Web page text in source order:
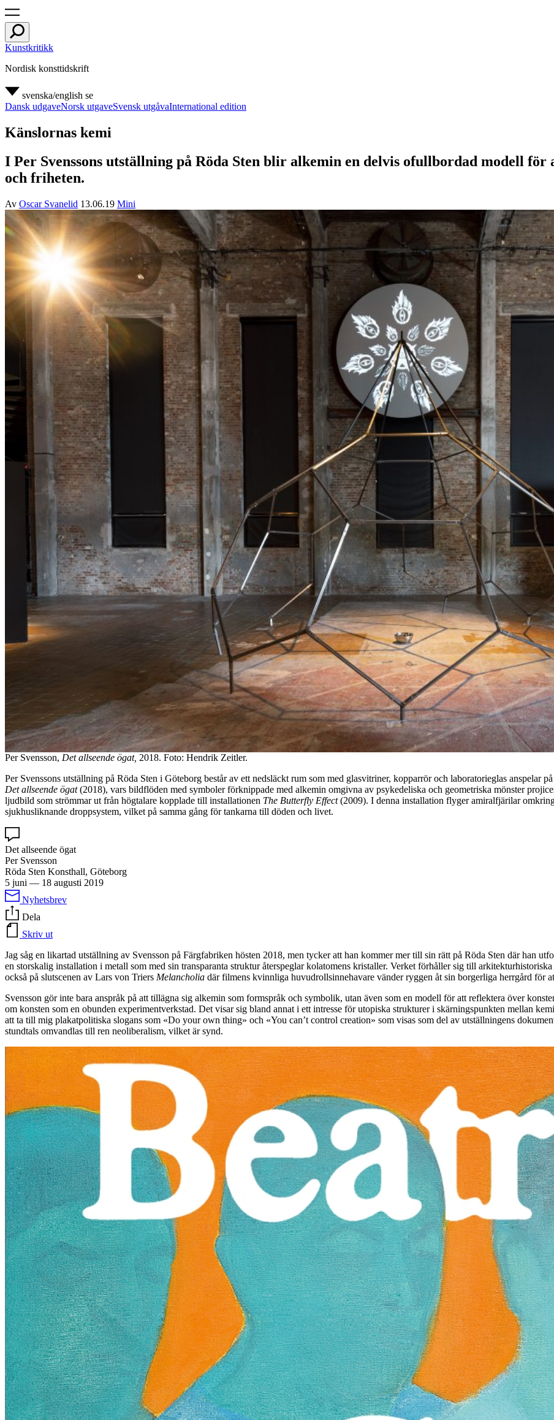
Kunstkritikk
Nordisk konsttidskrift
svenska/english se
Dansk udgaveNorsk utgaveSvensk utgåvaInternational edition
Känslornas kemi
I Per Svenssons utställning på Röda Sten blir alkemin en delvis ofullbordad modell
och friheten.
Av Oscar Svanelid 13.06.19 Mini
Per Svensson, Det allseende ögat, 2018. Foto: Hendrik Zeitler.
Per Svenssons utställning på Röda Sten i Göteborg består av ett nedsläckt rum som med glasvitriner, kopparrör och laboratorieglas anspelar
Det allseende ögat(2018), vars bildflöden med symboler förknippade med alkemin omgivna av psykedeliska och geometriska mönster
ljudbild som strömmar ut från högtalare kopplade till installationen The Butterfly Effect(2009). I denna installation flyger amiralfjärilar
sjukhusliknande droppsystem, vilket på samma gång för tankarna till döden och livet.
Det allseende ögat
Per Svensson
Röda Sten Konsthall, Göteborg
5 juni — 18 augusti 2019
Nyhetsbrev
Dela
Skriv ut
Jag såg en likartad utställning av Svensson på Färgfabriken hösten 2018, men tycker att han kommer mer till sin rätt på Röda Sten där han
en storskalig installation i metall som med sin transparanta struktur återspeglar kolatomens kristaller. Verket förhåller sig till
också på slutscenen av Lars von Triers Melancholia där filmens kvinnliga huvudrollsinnehavare vänder ryggen åt sin borgerliga herrgård för
Svensson gör inte bara anspråk på att tillägna sig alkemin som formspråk och symbolik, utan även som en modell för att reflektera över
om konsten som en obunden experimentverkstad. Det visar sig bland annat i ett intresse för utopiska strukturer i skärningspunkten mellan
att ta till mig plakatpolitiska slogans som «Do your own thing» och «You can’t control creation» som visas som del av utställningens
stundtals omvandlas till ren neoliberalism, vilket är synd.